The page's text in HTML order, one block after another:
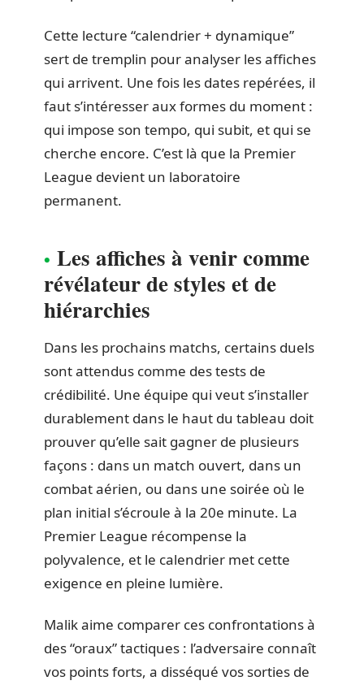
Cette lecture “calendrier + dynamique”
sert de tremplin pour analyser les affiches
qui arrivent. Une fois les dates repérées, il
faut s’intéresser aux formes du moment :
qui impose son tempo, qui subit, et qui se
cherche encore. C’est là que la Premier
League devient un laboratoire
permanent.
Les affiches à venir comme
révélateur de styles et de
hiérarchies
Dans les prochains matchs, certains duels
sont attendus comme des tests de
crédibilité. Une équipe qui veut s’installer
durablement dans le haut du tableau doit
prouver qu’elle sait gagner de plusieurs
façons : dans un match ouvert, dans un
combat aérien, ou dans une soirée où le
plan initial s’écroule à la 20e minute. La
Premier League récompense la
polyvalence, et le calendrier met cette
exigence en pleine lumière.
Malik aime comparer ces confrontations à
des “oraux” tactiques : l’adversaire connaît
vos points forts, a disséqué vos sorties de